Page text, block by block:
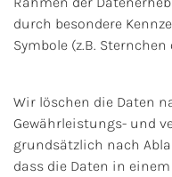
durch besondere
Symbole (z.B.
Wir löschen die Daten
Gewährleistungs- und
grundsätzlich nach
dass die Daten in